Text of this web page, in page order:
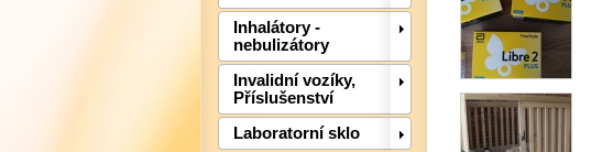
Inhalátory -
nebulizátory
Invalidní vozíky,
Příslušenství
Laboratorní sklo